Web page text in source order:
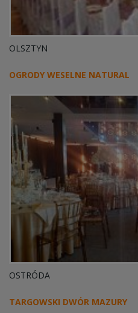
OLSZTYN
OGRODY WESELNE NATURAL
OSTRÓDA
TARGOWSKI DWÓR MAZURY